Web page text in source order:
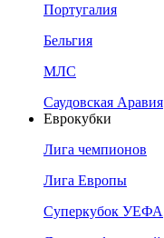
Португалия
Бельгия
МЛС
Саудовская Аравия
Еврокубки
Лига чемпионов
Лига Европы
Суперкубок УЕФА